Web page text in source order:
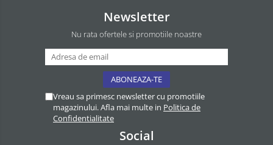
Newsletter
Nu rata ofertele si promotiile noastre
Vreau sa primesc newsletter cu promotiile
magazinului. Afla mai multe in Politica de
Confidentialitate
Social